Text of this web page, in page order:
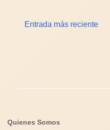
Entrada más reciente
Quienes Somos